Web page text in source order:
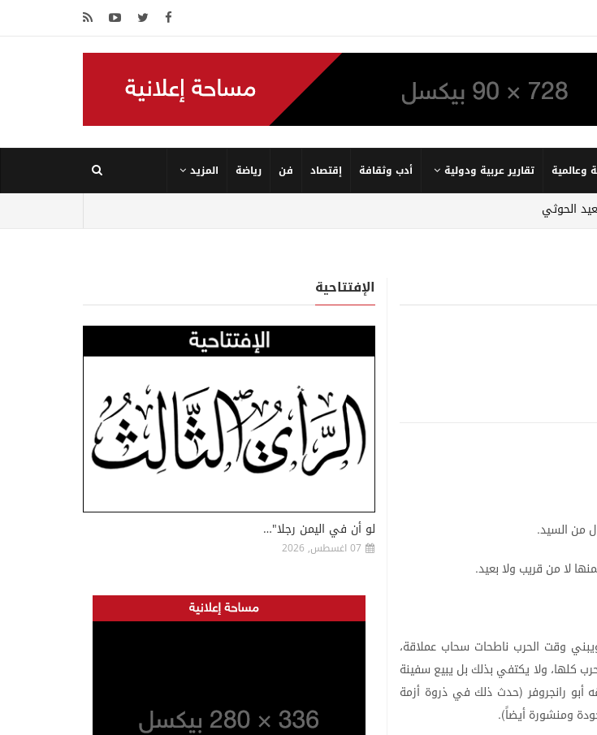
وعالمية تقارير عربية ودولية أدب وثقافة إقتصاد فن رياضة المزيد
الحوثي
من السيد.
لامن قريب ولابعيد.
وقت الحرب ناطحات سحاب عملاقة،
كلها، ولا يكتفي بذلك بل يبيع سفينة
أبو رانجروفر (حدث ذلك في ذروة أزمة
ومنشورةأيضاً).
الإفتتاحية
لو أن في اليمن رجلا"…
07 اغسطس, 2026